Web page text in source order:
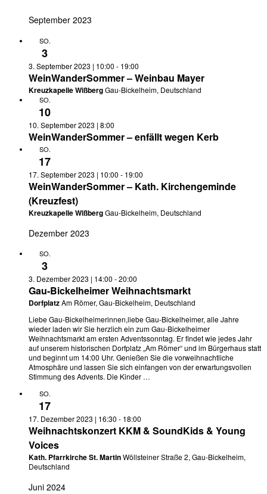
September 2023
SO.
3
WeinWanderSommer – Weinbau Mayer
3. September 2023 | 10:00 - 19:00
Kreuzkapelle WißbergGau-Bickelheim, Deutschland
SO.
10
WeinWanderSommer – enfällt wegen Kerb
10. September 2023 | 8:00
SO.
17
WeinWanderSommer – Kath. Kirchengeminde
(Kreuzfest)
17. September 2023 | 10:00 - 19:00
Kreuzkapelle WißbergGau-Bickelheim, Deutschland
Dezember 2023
SO.
3
Gau-Bickelheimer Weihnachtsmarkt
3. Dezember 2023 | 14:00 -20:00
DorfplatzAm Römer, Gau-Bickelheim, Deutschland
Liebe Gau-Bickelheimerinnen,liebe Gau-Bickelheimer, alle Jahre
wieder laden wir Sie herzlich ein zum Gau-Bickelheimer
Weihnachtsmarkt am ersten Adventssonntag. Er findet wie jedes Jahr
auf unserem historischen Dorfplatz „Am Römer“ und im Bürgerhaus statt
und beginnt um 14:00 Uhr. Genießen Sie die vorweihnachtliche
Atmosphäre und lassen Sie sich einfangen von der erwartungsvollen
Stimmung des Advents. Die Kinder …
SO.
17
Weihnachtskonzert KKM & SoundKids & Young
Voices
17. Dezember 2023 | 16:30 - 18:00
Kath. Pfarrkirche St. MartinWöllsteiner Straße 2, Gau-Bickelheim,
Deutschland
Juni 2024